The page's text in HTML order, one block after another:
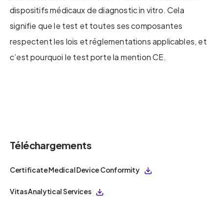
dispositifs médicaux de diagnostic in vitro. Cela
signifie que le test et toutes ses composantes
respectent les lois et réglementations applicables, et
c’est pourquoi le test porte la mention CE.
Téléchargements
Certificate Medical Device Conformity
Vitas Analytical Services